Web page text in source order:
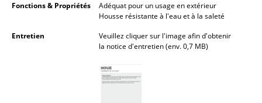
Suspensions & Plafonniers
Lampes de bureau
Fonctions & Propriétés
Adéquat pour un usage en extérieur
Housse résistante à l'eau et à la saleté
Entretien
Veuillez cliquer sur l'image afin d'obtenir
la notice d'entretien (env. 0,7 MB)